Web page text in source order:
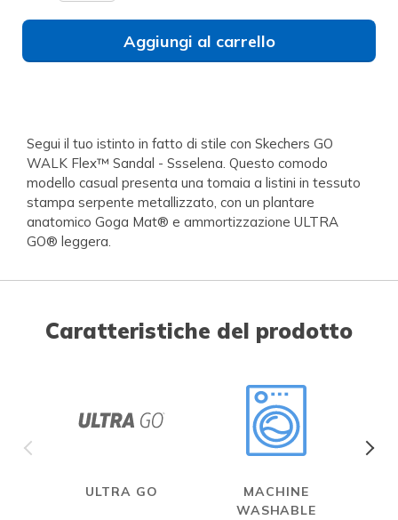
Aggiungi al carrello
Segui il tuo istinto in fatto di stile con Skechers GO
WALK Flex™ Sandal - Ssselena. Questo comodo
modello casual presenta una tomaia a listini in tessuto
stampa serpente metallizzato, con un plantare
anatomico Goga Mat® e ammortizzazione ULTRA
GO® leggera.
Caratteristiche del prodotto
ULTRA GO
MACHINE
WASHABLE